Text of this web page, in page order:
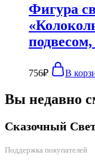
Фигура
756₽ В
Вы недавно
Сказочный
Поддержка покупателей